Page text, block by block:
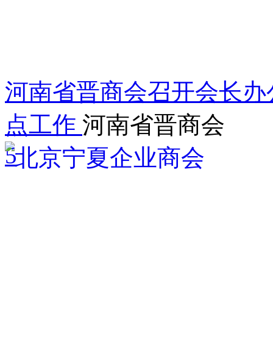
河南省晋商会召开会长
点工作 河南省晋商会
5